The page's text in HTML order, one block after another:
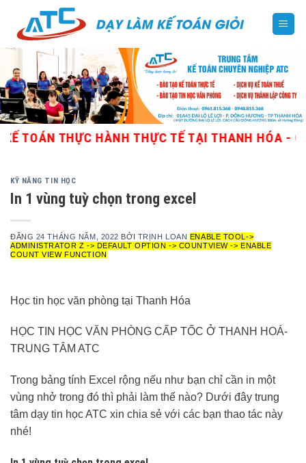
content
THỰC HÀNH THỰC TẾ TẠI THANH HÓA - GIÁO
KỸ NĂNG TIN HỌC
In 1 vùng tuỳ chọn trong excel
ĐĂNG 24 THÁNG NĂM, 2022 BỞI TRỊNH LOAN ENABLE TOOL->
ADMINISTRATOR Z -> DEFAULT OPTION -> COUNTVIEW -> ENABLE
COUNT VIEW FUNCTION
Học tin học văn phòng tại Thanh Hóa
HỌC TIN HỌC VĂN PHÒNG CẤP TỐC Ở THANH HOÁ-
TRUNG TÂM ATC
Trong bảng tính Excel rộng nếu như bạn chỉ cần in một
vùng nhở trong đó thì phải làm thế nào? Dưới đây trung
tâm dạy tin học ATC xin chia sẻ với các bạn thao tác này
nhé!